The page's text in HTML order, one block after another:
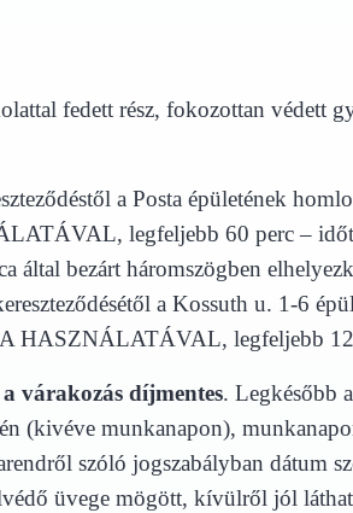
fedett rész, fokozottan védett
a Posta épületének
legfeljebb 60 perc –
által bezárt háromszögben
a Kossuth u. 1-6
HASZNÁLATÁVAL, legfeljebb
a várakozás díjmentes. Legkésőbb
(kivéve munkanapon),
szóló jogszabályban dátum
üvege mögött, kívülről jól